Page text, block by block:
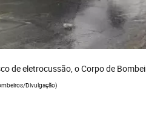
de eletrocussão, o Corpo de
Divulgação)